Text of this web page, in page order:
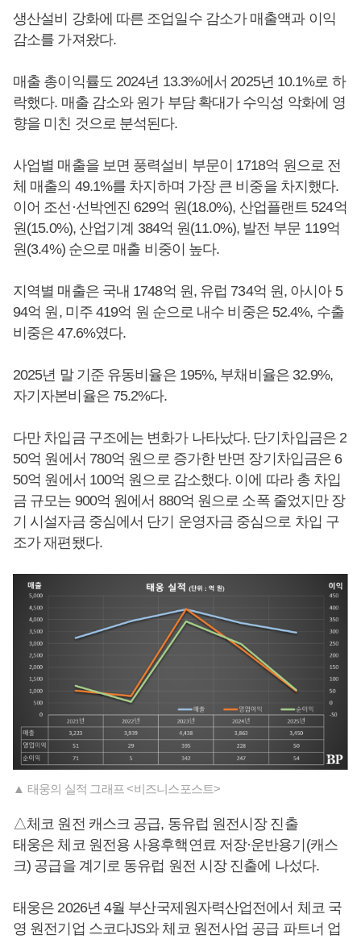
생산설비 강화에 따른 조업일수 감소가 매출액과 이익
감소를 가져왔다.
매출 총이익률도 2024년 13.3%에서 2025년 10.1%로 하
락했다. 매출 감소와 원가 부담 확대가 수익성 악화에 영
향을 미친 것으로 분석된다.
사업별 매출을 보면 풍력설비 부문이 1718억 원으로 전
체 매출의 49.1%를 차지하며 가장 큰 비중을 차지했다.
이어 조선·선박엔진 629억 원(18.0%), 산업플랜트 524억
원(15.0%), 산업기계 384억 원(11.0%), 발전 부문 119억
원(3.4%) 순으로 매출 비중이 높다.
지역별 매출은 국내 1748억 원, 유럽 734억 원, 아시아 5
94억 원, 미주 419억 원 순으로 내수 비중은 52.4%, 수출
비중은 47.6%였다.
2025년 말 기준 유동비율은 195%, 부채비율은 32.9%,
자기자본비율은 75.2%다.
다만 차입금 구조에는 변화가 나타났다. 단기차입금은 2
50억 원에서 780억 원으로 증가한 반면 장기차입금은 6
50억 원에서 100억 원으로 감소했다. 이에 따라 총 차입
금 규모는 900억 원에서 880억 원으로 소폭 줄었지만 장
기 시설자금 중심에서 단기 운영자금 중심으로 차입 구
조가 재편됐다.
▲ 태웅의 실적 그래프 <비즈니스포스트>
△체코 원전 캐스크 공급, 동유럽 원전시장 진출
태웅은 체코 원전용 사용후핵연료 저장·운반용기(캐스
크) 공급을 계기로 동유럽 원전 시장 진출에 나섰다.
태웅은 2026년 4월 부산국제원자력산업전에서 체코 국
영 원전기업 스코다JS와 체코 원전사업 공급 파트너 업